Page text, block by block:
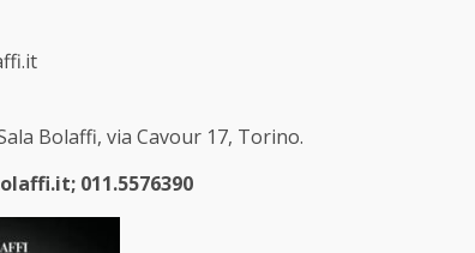
Bolaffi, via Cavour 17, Torino.
; 011.5576390